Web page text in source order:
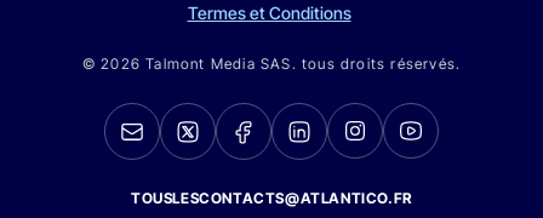
Termes et Conditions
© 2026 Talmont Media SAS. tous droits réservés.
TOUSLESCONTACTS@ATLANTICO.FR